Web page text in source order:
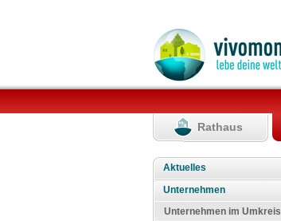
Rathaus
Aktuelles
Unternehmen
Unternehmen im Umkreis